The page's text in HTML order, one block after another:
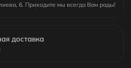
6. Приходите мы всегда Вам рады!
доставка